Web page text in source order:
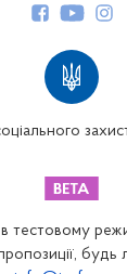
тестовому
будь